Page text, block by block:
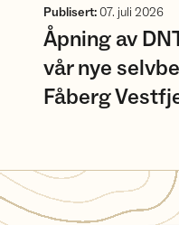
Publisert:07. juli 2026
Åpning av
vår nye
Fåberg